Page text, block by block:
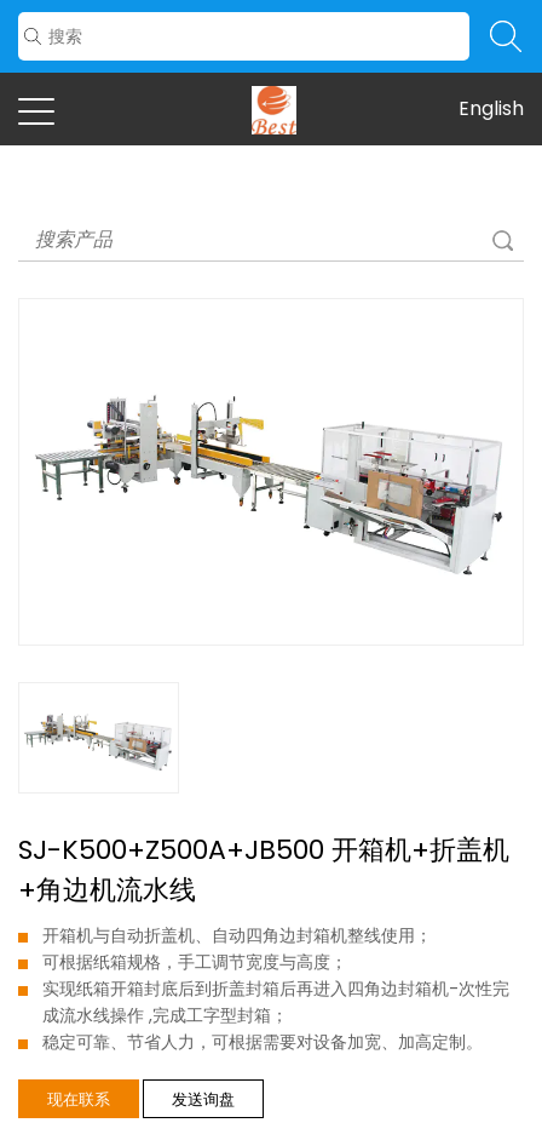
English
SJ-K500+Z500A+JB500 开箱机+折盖机
+角边机流水线
开箱机与自动折盖机、自动四角边封箱机整线使用；
可根据纸箱规格，手工调节宽度与高度；
实现纸箱开箱封底后到折盖封箱后再进入四角边封箱机-次性完
成流水线操作 ,完成工字型封箱；
稳定可靠、节省人力，可根据需要对设备加宽、加高定制。
现在联系 发送询盘